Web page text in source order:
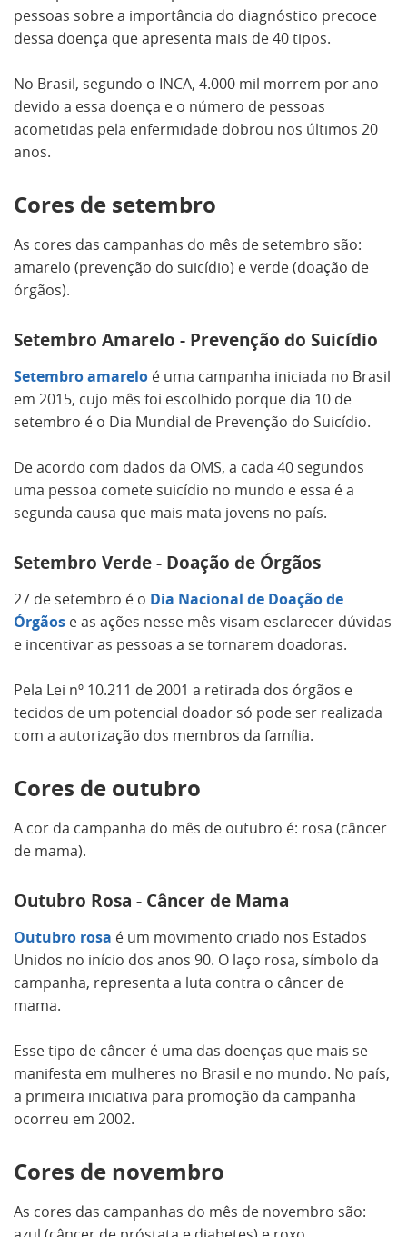
pessoas sobre a importância do diagnóstico precoce
dessa doença que apresenta mais de 40 tipos.
No Brasil, segundo o INCA, 4.000 mil morrem por ano
devido a essa doença e o número de pessoas
acometidas pela enfermidade dobrou nos últimos 20
anos.
Cores de setembro
As cores das campanhas do mês de setembro são:
amarelo (prevenção do suicídio) e verde (doação de
órgãos).
Setembro Amarelo - Prevenção do Suicídio
Setembro amarelo é uma campanha iniciada no Brasil
em 2015, cujo mês foi escolhido porque dia 10 de
setembro é o Dia Mundial de Prevenção do Suicídio.
De acordo com dados da OMS, a cada 40 segundos
uma pessoa comete suicídio no mundo e essa é a
segunda causa que mais mata jovens no país.
Setembro Verde - Doação de Órgãos
27 de setembro é o Dia Nacional de Doação de
Órgãos e as ações nesse mês visam esclarecer dúvidas
e incentivar as pessoas a se tornarem doadoras.
Pela Lei nº 10.211 de 2001 a retirada dos órgãos e
tecidos de um potencial doador só pode ser realizada
com a autorização dos membros da família.
Cores de outubro
A cor da campanha do mês de outubro é: rosa (câncer
de mama).
Outubro Rosa - Câncer de Mama
Outubro rosa é um movimento criado nos Estados
Unidos no início dos anos 90. O laço rosa, símbolo da
campanha, representa a luta contra o câncer de
mama.
Esse tipo de câncer é uma das doenças que mais se
manifesta em mulheres no Brasil e no mundo. No país,
a primeira iniciativa para promoção da campanha
ocorreu em 2002.
Cores de novembro
As cores das campanhas do mês de novembro são: